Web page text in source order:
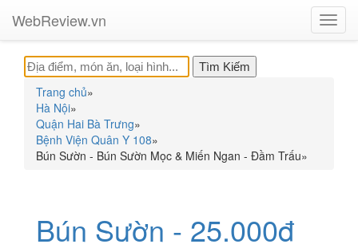
WebReview.vn
Trang chủ»
Hà Nội»
Quận Hai Bà Trưng»
Bệnh Viện Quân Y 108»
Bún Sườn - Bún Sườn Mọc & Miến Ngan - Đầm Trấu»
Bún Sườn - 25.000đ